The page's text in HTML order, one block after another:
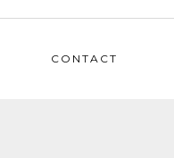
CONTACT